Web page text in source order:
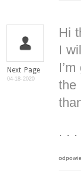
Next Page
04-18-2020
Hi
I
the
. . .